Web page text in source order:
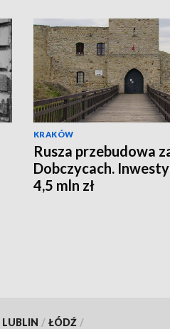
KRAKÓW
Rusza przebudowa
Dobczycach.
4,5 mln zł
LUBLIN / ŁÓDŹ /